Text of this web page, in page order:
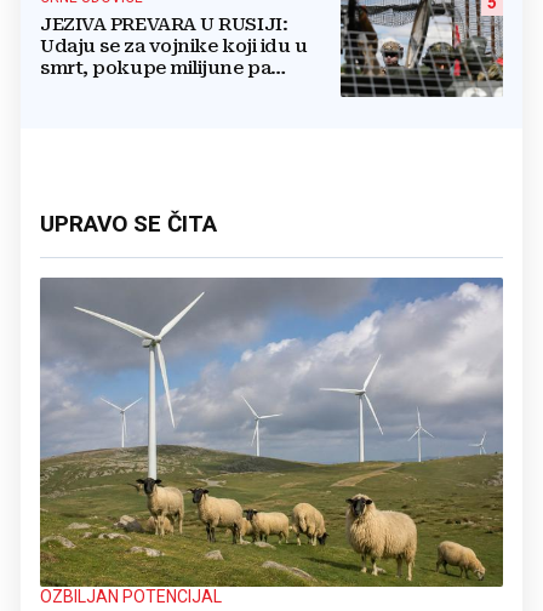
JEZIVA PREVARA U RUSIJI:
Udaju se za vojnike koji idu u
smrt, pokupe milijune pa
UPRAVO SE ČITA
OZBILJAN POTENCIJAL